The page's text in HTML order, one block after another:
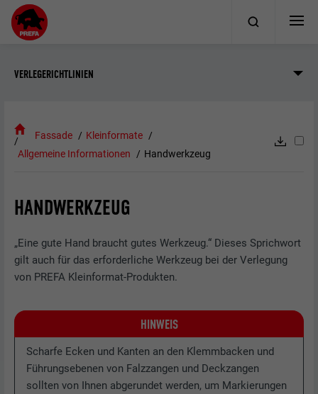
VERLEGERICHTLINIEN
Fassade
Kleinformate
Allgemeine Informationen
Handwerkzeug
HANDWERKZEUG
„Eine gute Hand braucht gutes Werkzeug.“ Dieses Sprichwort
gilt auch für das erforderliche Werkzeug bei der Verlegung
von PREFA Kleinformat-Produkten.
HINWEIS
Scharfe Ecken und Kanten an den Klemmbacken und
Führungsebenen von Falzzangen und Deckzangen
sollten von Ihnen abgerundet werden, um Markierungen